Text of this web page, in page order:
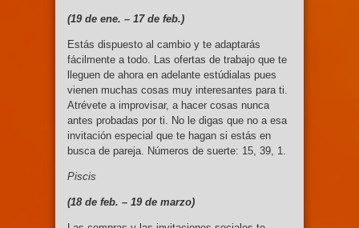
(19 de ene. – 17 de feb.)
Estás dispuesto al cambio y te adaptarás
fácilmente a todo. Las ofertas de trabajo que te
lleguen de ahora en adelante estúdialas pues
vienen muchas cosas muy interesantes para ti.
Atrévete a improvisar, a hacer cosas nunca
antes probadas por ti. No le digas que no a esa
invitación especial que te hagan si estás en
busca de pareja. Números de suerte: 15, 39, 1.
Piscis
(18 de feb. – 19de marzo)